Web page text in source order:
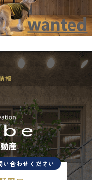
報
い合わせください